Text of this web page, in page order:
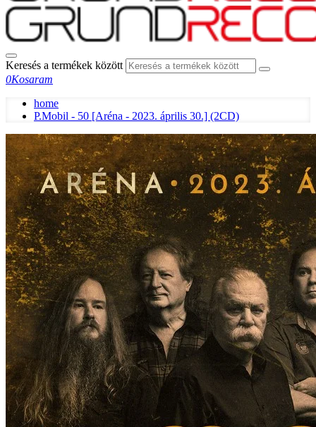
Keresés a termékek között
0Kosaram
home
P.Mobil - 50 [Aréna - 2023. április 30.] (2CD)